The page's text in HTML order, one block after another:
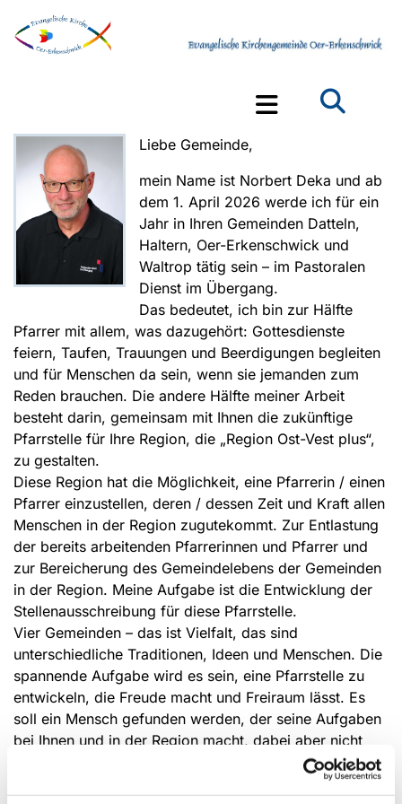
Liebe Gemeinde,
mein Name ist Norbert Deka und ab
dem 1. April 2026 werde ich für ein
Jahr in Ihren Gemeinden Datteln,
Haltern, Oer-Erkenschwick und
Waltrop tätig sein – im Pastoralen
Dienst im Übergang.
Das bedeutet, ich bin zur Hälfte
Pfarrer mit allem, was dazugehört: Gottesdienste
feiern, Taufen, Trauungen und Beerdigungen begleiten
und für Menschen da sein, wenn sie jemanden zum
Reden brauchen. Die andere Hälfte meiner Arbeit
besteht darin, gemeinsam mit Ihnen die zukünftige
Pfarrstelle für Ihre Region, die „Region Ost-Vest plus“,
zu gestalten.
Diese Region hat die Möglichkeit, eine Pfarrerin / einen
Pfarrer einzustellen, deren / dessen Zeit und Kraft allen
Menschen in der Region zugutekommt. Zur Entlastung
der bereits arbeitenden Pfarrerinnen und Pfarrer und
zur Bereicherung des Gemeindelebens der Gemeinden
in der Region. Meine Aufgabe ist die Entwicklung der
Stellenausschreibung für diese Pfarrstelle.
Vier Gemeinden – das ist Vielfalt, das sind
unterschiedliche Traditionen, Ideen und Menschen. Die
spannende Aufgabe wird es sein, eine Pfarrstelle zu
entwickeln, die Freude macht und Freiraum lässt. Es
soll ein Mensch gefunden werden, der seine Aufgaben
bei Ihnen und in der Region macht, dabei aber nicht
überfordert wird. Die Gemeinden ihrerseits müssen je
für sich und auch miteinander überlegen, welche